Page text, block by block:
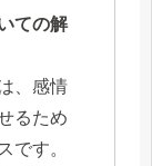
ての解
、感情
るため
です。